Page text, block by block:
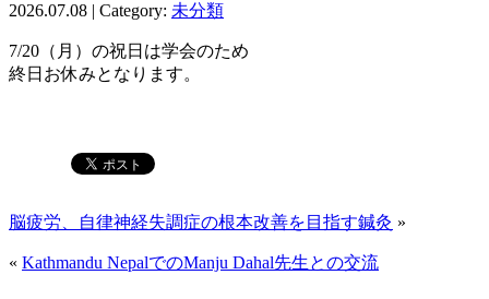
2026.07.08 | Category: 未分類
7/20（月）の祝日は学会のため
終日お休みとなります。
脳疲労、自律神経失調症の根本改善を目指す鍼灸 »
« Kathmandu NepalでのManju Dahal先生との交流